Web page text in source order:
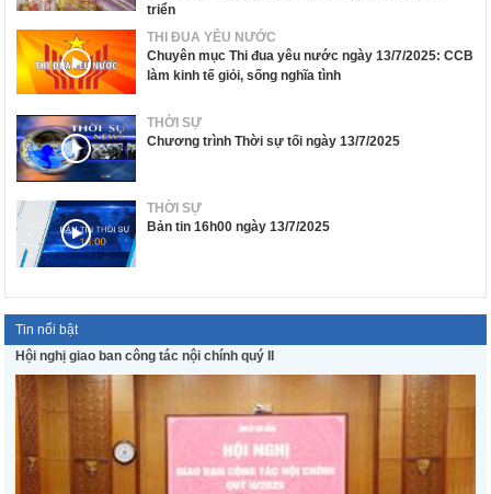
triển
THI ĐUA YÊU NƯỚC
Chuyên mục Thi đua yêu nước ngày 13/7/2025: CCB
làm kinh tế giỏi, sống nghĩa tình
THỜI SỰ
Chương trình Thời sự tối ngày 13/7/2025
THỜI SỰ
Bản tin 16h00 ngày 13/7/2025
Tin nổi bật
Hội nghị giao ban công tác nội chính quý II